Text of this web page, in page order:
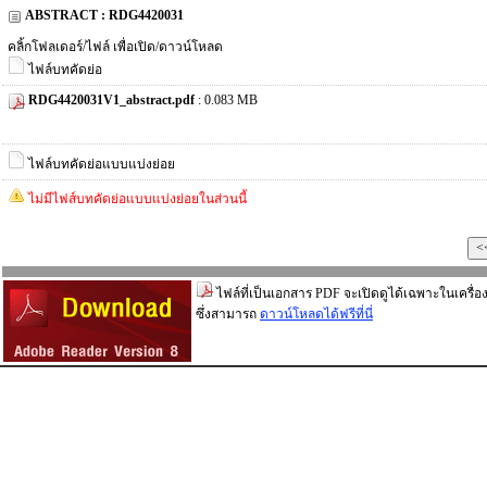
ABSTRACT : RDG4420031
คลิ้กโฟลเดอร์/ไฟล์ เพื่อเปิด/ดาวน์โหลด
ไฟล์บทคัดย่อ
RDG4420031V1_abstract.pdf : 0.083 MB
ไฟล์บทคัดย่อแบบแบ่งย่อย
ไม่มีไฟส์บทคัดย่อแบบแบ่งย่อยในส่วนนี้
ไฟล์ที่เป็นเอกสาร PDF จะเปิดดูได้เฉพาะในเครื่อ
ซึ่งสามารถ ดาวน์โหลดได้ฟรีที่นี่